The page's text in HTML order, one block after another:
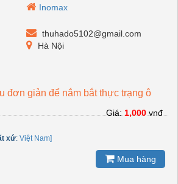
Inomax
thuhado5102@gmail.com
Hà Nội
đơn giản để nắm bắt thực trạng ô
xứ: Việt Nam]
Giá: 1,000 vnđ
Mua hàng